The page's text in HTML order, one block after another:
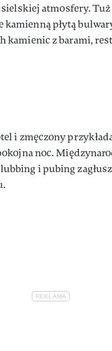
atmosfery.
kamienną płytą
kamienic z barami,
i zmęczony
noc.
i pubing